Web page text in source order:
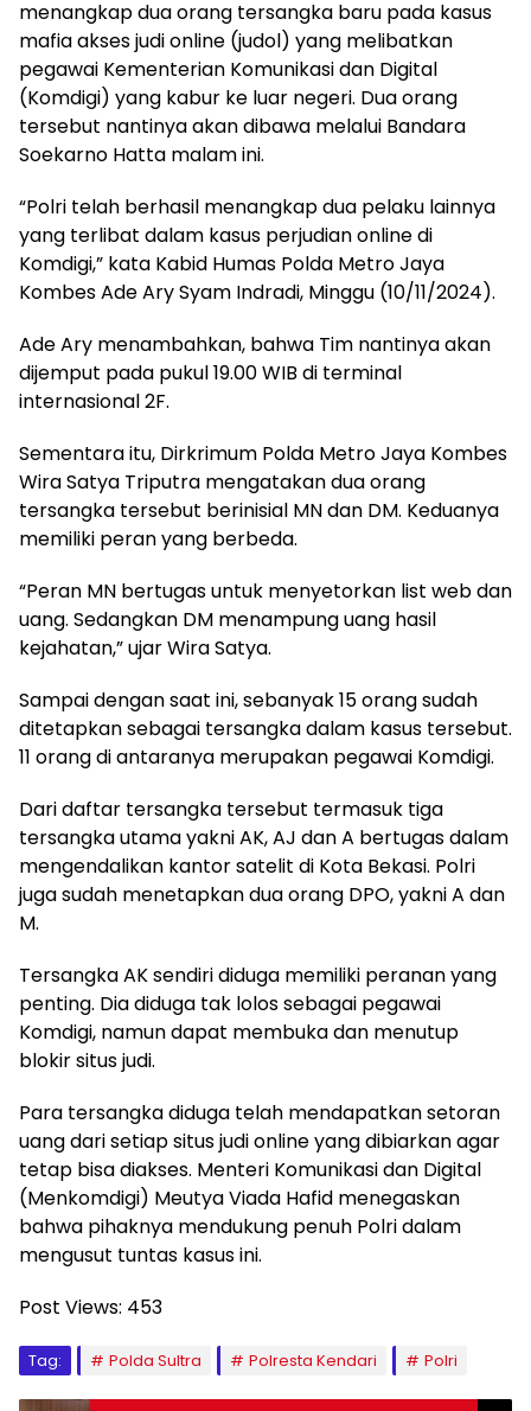
menangkap dua orang tersangka baru pada kasus
mafia akses judi online (judol) yang melibatkan
pegawai Kementerian Komunikasi dan Digital
(Komdigi) yang kabur ke luar negeri. Dua orang
tersebut nantinya akan dibawa melalui Bandara
Soekarno Hatta malam ini.
“Polri telah berhasil menangkap dua pelaku lainnya
yang terlibat dalam kasus perjudian online di
Komdigi,” kata Kabid Humas Polda Metro Jaya
Kombes Ade Ary Syam Indradi, Minggu (10/11/2024).
Ade Ary menambahkan, bahwa Tim nantinya akan
dijemput pada pukul 19.00 WIB di terminal
internasional 2F.
Sementara itu, Dirkrimum Polda Metro Jaya Kombes
Wira Satya Triputra mengatakan dua orang
tersangka tersebut berinisial MN dan DM. Keduanya
memiliki peran yang berbeda.
“Peran MN bertugas untuk menyetorkan list web dan
uang. Sedangkan DM menampung uang hasil
kejahatan,” ujar Wira Satya.
Sampai dengan saat ini, sebanyak 15 orang sudah
ditetapkan sebagai tersangka dalam kasus tersebut.
11 orang di antaranya merupakan pegawai Komdigi.
Dari daftar tersangka tersebut termasuk tiga
tersangka utama yakni AK, AJ dan A bertugas dalam
mengendalikan kantor satelit di Kota Bekasi. Polri
juga sudah menetapkan dua orang DPO, yakni A dan
M.
Tersangka AK sendiri diduga memiliki peranan yang
penting. Dia diduga tak lolos sebagai pegawai
Komdigi, namun dapat membuka dan menutup
blokir situs judi.
Para tersangka diduga telah mendapatkan setoran
uang dari setiap situs judi online yang dibiarkan agar
tetap bisa diakses. Menteri Komunikasi dan Digital
(Menkomdigi) Meutya Viada Hafid menegaskan
bahwa pihaknya mendukung penuh Polri dalam
mengusut tuntas kasus ini.
Post Views: 453
Tag: Polda Sultra Polresta Kendari Polri